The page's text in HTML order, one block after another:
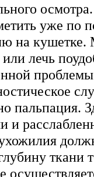
уже по
на
лечь
пальпация.
и
ткани